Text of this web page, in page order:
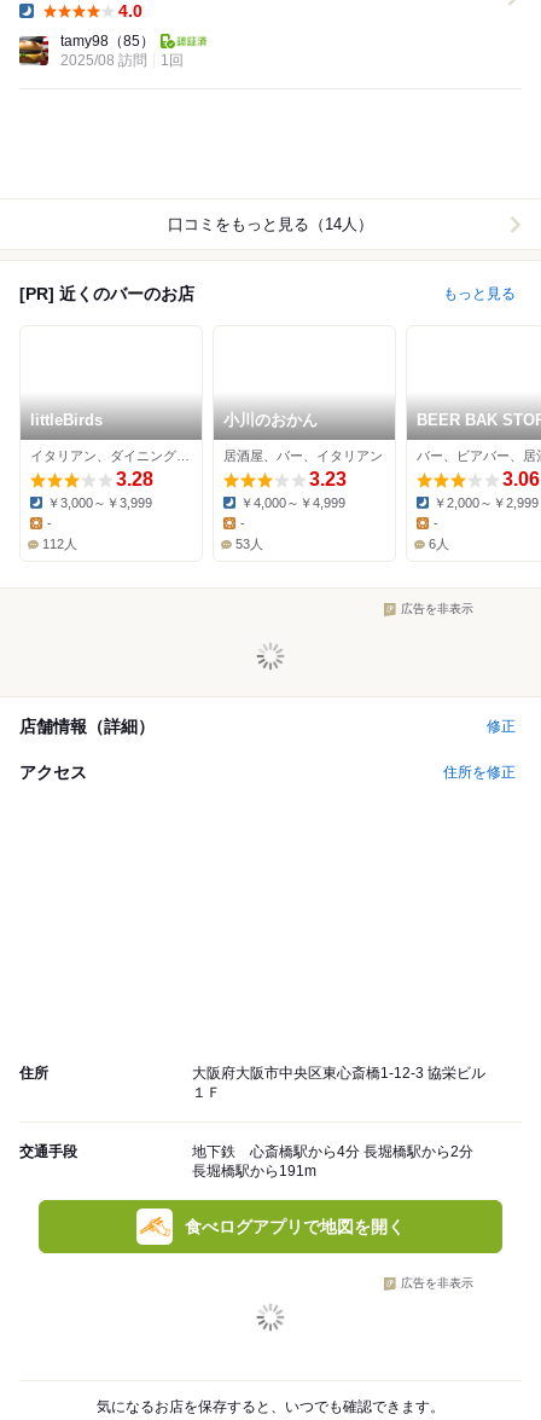
4.0
tamy98 （85）
2025/08 訪問
1回
口コミをもっと見る（14人）
[PR] 近くのバーのお店 もっと見る
littleBirds
3.28
Dinner:
￥3,000～￥3,999
-
112人
小川のおかん
居酒屋、バー、イタリアン
3.23
Dinner:
￥4,000～￥4,999
Lunch:
-
53人
BEER BAK
斎橋
バー、ビアバー、居
3.06
Dinner:
￥2,000～￥2,999
Lunch:
-
6人
広告を非表示
店舗情報（詳細） 修正
アクセス 住所を修正
住所
大阪府大阪市中央区東心斎橋1-12-3 協栄ビル
１Ｆ
交通手段
地下鉄 心斎橋駅から4分 長堀橋駅から2分
長堀橋駅から191m
食べログアプリで地図を開く
広告を非表示
気になるお店を保存すると、いつでも確認できます。